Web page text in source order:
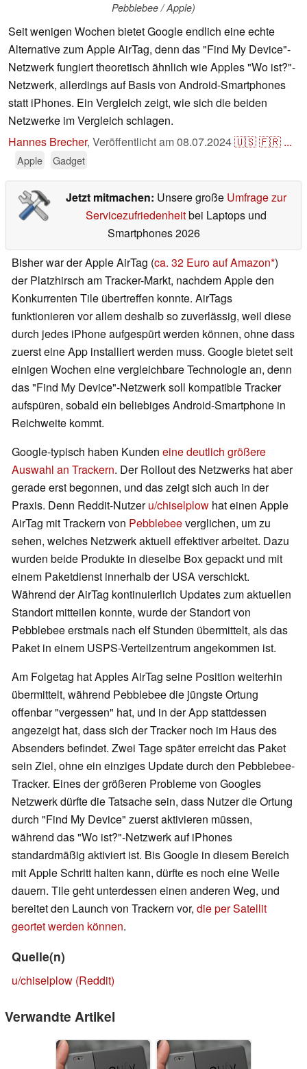
Pebblebee / Apple)
Seit wenigen Wochen bietet Google endlich eine echte
Alternative zum Apple AirTag, denn das "Find My Device"-
Netzwerk fungiert theoretisch ähnlich wie Apples "Wo ist?"-
Netzwerk, allerdings auf Basis von Android-Smartphones
statt iPhones. Ein Vergleich zeigt, wie sich die beiden
Netzwerke im Vergleich schlagen.
Hannes Brecher, Veröffentlicht am08.07.2024🇺🇸🇫🇷 ...
Apple Gadget
Jetzt mitmachen: Unsere große Umfrage zur
Servicezufriedenheitbei Laptops und
Smartphones 2026
Bisher war der Apple AirTag (ca. 32 Euro auf Amazon )
der Platzhirsch am Tracker-Markt, nachdem Apple den
Konkurrenten Tile übertreffen konnte. AirTags
funktionieren vor allem deshalb so zuverlässig, weil diese
durch jedes iPhone aufgespürt werden können, ohne dass
zuerst eine App installiert werden muss. Google bietet seit
einigen Wochen eine vergleichbare Technologie an, denn
das "Find My Device"-Netzwerk soll kompatible Tracker
aufspüren, sobald ein beliebiges Android-Smartphone in
Reichweite kommt.
Google-typisch haben Kunden eine deutlich größere
Auswahl an Trackern. Der Rollout des Netzwerks hat aber
gerade erst begonnen, und das zeigt sich auch in der
Praxis. Denn Reddit-Nutzeru/chiselplow hat einen Apple
AirTag mit Trackern von Pebblebeeverglichen, um zu
sehen, welches Netzwerk aktuell effektiver arbeitet. Dazu
wurden beide Produkte in dieselbe Box gepackt und mit
einem Paketdienst innerhalb der USA verschickt.
Während der AirTag kontinuierlich Updates zum aktuellen
Standort mitteilen konnte, wurde der Standort von
Pebblebee erstmals nach elf Stunden übermittelt, als das
Paket in einem USPS-Verteilzentrum angekommen ist.
Am Folgetag hat Apples AirTag seine Position weiterhin
übermittelt, während Pebblebee die jüngste Ortung
offenbar "vergessen" hat, und in der App stattdessen
angezeigt hat, dass sich der Tracker noch im Haus des
Absenders befindet. Zwei Tage später erreicht das Paket
sein Ziel, ohne ein einziges Update durch den Pebblebee-
Tracker. Eines der größeren Probleme von Googles
Netzwerk dürfte die Tatsache sein, dass Nutzer die Ortung
durch "Find My Device" zuerst aktivieren müssen,
während das "Wo ist?"-Netzwerk auf iPhones
standardmäßig aktiviert ist. Bis Google in diesem Bereich
mit Apple Schritt halten kann, dürfte es noch eine Weile
dauern. Tile geht unterdessen einen anderen Weg, und
bereitet den Launch von Trackern vor, die per Satellit
geortet werden können.
Quelle(n)
u/chiselplow (Reddit)
Verwandte Artikel